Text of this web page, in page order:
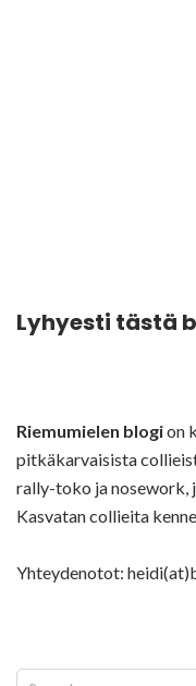
Lyhyesti tästä
Riemumielen blogion
pitkäkarvaisista
rally-toko ja nosework,
Kasvatan collieita
Yhteydenotot: